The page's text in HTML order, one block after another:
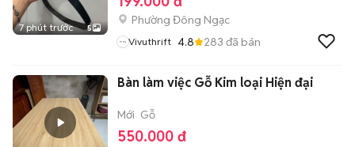
7 phút trước 5
Phường Đông Ngạc
Vivuthrift 4.8 283 đã bán
Bàn làm việc Gỗ Kim loại Hiện đại
Mới Gỗ
550.000 đ